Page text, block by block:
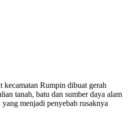
kecamatan Rumpin dibuat gerah
tanah, batu dan sumber daya alam
menjadi penyebab rusaknya